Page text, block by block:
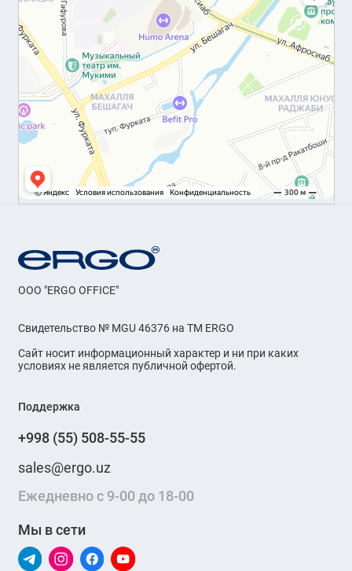
OOO "ERGO OFFICE"
Свидетельство № MGU 46376 на ТМ ERGO
Сайт носит информационный характер и ни при каких
условиях не является публичной офертой.
Поддержка
+998 (55) 508-55-55
sales@ergo.uz
Ежедневно с 9-00 до 18-00
Мы в сети